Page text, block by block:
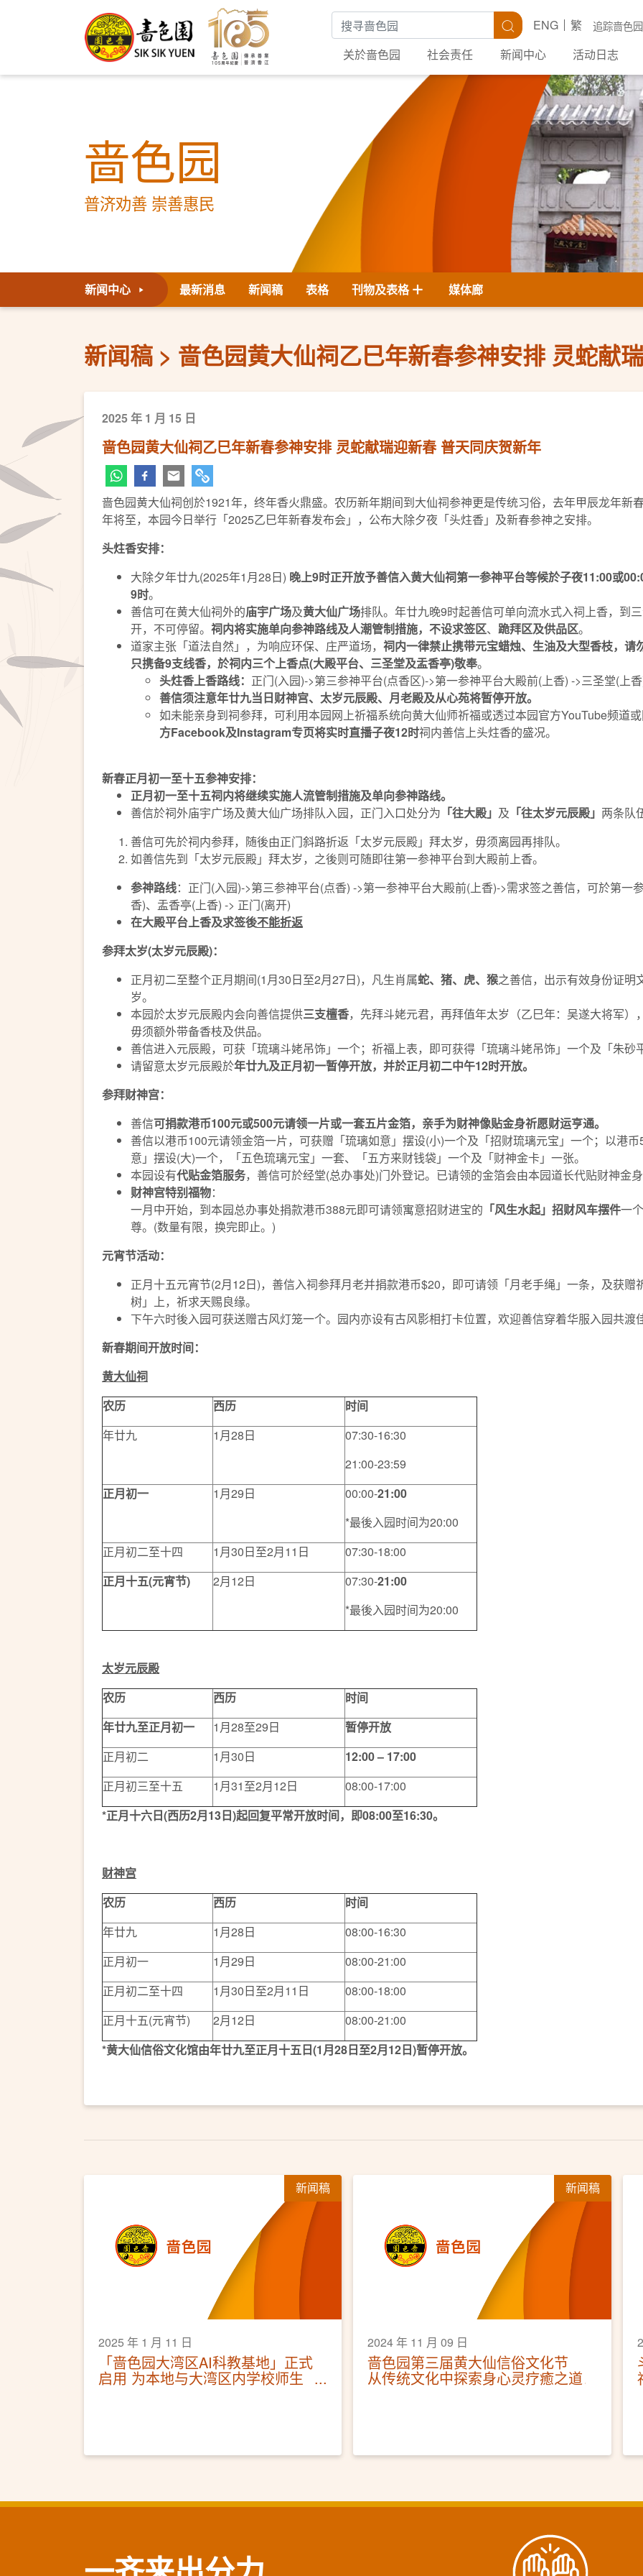
搜寻关键字 搜寻 追踪啬色园
ENG
繁
关於啬色园
社会责任 新闻中心 活动日志
啬色园
普济劝善 崇善惠民
新闻中心 最新消息 新闻稿 表格 刊物及表格 媒体廊
新闻稿 啬色园黄大仙祠乙巳年新春参神安排 灵蛇献
2025 年 1 月 15 日
啬色园黄大仙祠乙巳年新春参神安排 灵蛇献瑞迎新春 普天同庆贺新年
啬色园黄大仙祠创於1921年，终年香火鼎盛。农历新年期间到大仙祠参神更是传统习俗，去年甲辰龙年新
年将至，本园今日举行「2025乙巳年新春发布会」，公布大除夕夜「头炷香」及新春参神之安排。
头炷香安排：
大除夕年廿九(2025年1月28日) 晚上9时正开放予善信入黄大仙祠第一参神平台等候於子夜11:00或
9时。
善信可在黄大仙祠外的庙宇广场及黄大仙广场排队。年廿九晚9时起善信可单向流水式入祠上香，到
开，不可停留。 祠内将实施单向参神路线及人潮管制措施，不设求签区、 跪拜区及供品区。
道家主张「道法自然」，为响应环保、庄严道场， 祠内一律禁止携带元宝蜡烛、生油及大型香枝，请
只携备9支线香，於祠内三个上香点(大殿平台、三圣堂及盂香亭)敬奉。
头炷香上香路线： 正门(入园)->第三参神平台(点香区)->第一参神平台大殿前(上香) ->三圣堂(上
善信须注意年廿九当日财神宫、太岁元辰殿、月老殿及从心苑将暂停开放。
如未能亲身到祠参拜，可利用本园网上祈福系统向黄大仙师祈福或透过本园官方YouTube频道
方Facebook及Instagram专页将实时直播子夜12时祠内善信上头炷香的盛况。
新春正月初一至十五参神安排：
正月初一至十五祠内将继续实施人流管制措施及单向参神路线。
善信於祠外庙宇广场及黄大仙广场排队入园，正门入口处分为 「往大殿」 及 「往太岁元辰殿」 两条队
善信可先於祠内参拜，随後由正门斜路折返「太岁元辰殿」拜太岁，毋须离园再排队。
如善信先到「太岁元辰殿」拜太岁，之後则可随即往第一参神平台到大殿前上香。
参神路线：正门(入园)->第三参神平台(点香) ->第一参神平台大殿前(上香)->需求签之善信，可於第一
香)、盂香亭(上香) -> 正门(离开)
在大殿平台上香及求签後不能折返
参拜太岁(太岁元辰殿)：
正月初二至整个正月期间(1月30日至2月27日)，凡生肖属蛇、猪、虎、猴之善信，出示有效身份证明
岁。
本园於太岁元辰殿内会向善信提供三支檀香，先拜斗姥元君，再拜值年太岁（乙巳年：吴遂大将军
毋须额外带备香枝及供品。
善信进入元辰殿，可获「琉璃斗姥吊饰」一个；祈福上表，即可获得「琉璃斗姥吊饰」一个及「朱砂
请留意太岁元辰殿於年廿九及正月初一暂停开放，并於正月初二中午12时开放。
参拜财神宫：
善信可捐款港币100元或500元请领一片或一套五片金箔，亲手为财神像贴金身祈愿财运亨通。
善信以港币100元请领金箔一片，可获赠「琉璃如意」摆设(小)一个及「招财琉璃元宝」一个；以港
意」摆设(大)一个，「五色琉璃元宝」一套、「五方来财钱袋」一个及「财神金卡」一张。
本园设有代贴金箔服务，善信可於经堂(总办事处)门外登记。已请领的金箔会由本园道长代贴财神金
财神宫特别福物：
一月中开始，到本园总办事处捐款港币388元即可请领寓意招财进宝的 「风生水起」招财风车摆件一
尊。(数量有限，换完即止。)
元宵节活动：
正月十五元宵节(2月12日)，善信入祠参拜月老并捐款港币$20，即可请领「月老手绳」一条，及获
树」上，祈求天赐良缘。
下午六时後入园可获送赠古风灯笼一个。园内亦设有古风影相打卡位置，欢迎善信穿着华服入园共渡
新春期间开放时间：
黄大仙祠
农历
西历
时间
年廿九
1月28日
07:30-16:30
21:00-23:59
正月初一
1月29日 00:00-21:00
*最後入园时间为20:00
正月初二至十四
1月30日至2月11日
07:30-18:00
正月十五(元宵节) 2月12日 07:30-21:00
*最後入园时间为20:00
太岁元辰殿
农历
西历
时间
年廿九至正月初一
1月28至29日
暂停开放
正月初二
1月30日
12:00 – 17:00
正月初三至十五
1月31至2月12日
08:00-17:00
*正月十六日(西历2月13日)起回复平常开放时间，即08:00至16:30。
财神宫
农历
西历
时间
年廿九
1月28日
08:00-16:30
正月初一
1月29日
08:00-21:00
正月初二至十四
1月30日至2月11日
08:00-18:00
正月十五(元宵节)
2月12日
08:00-21:00
*黄大仙信俗文化馆由年廿九至正月十五日(1月28日至2月12日)暂停开放。
新闻稿
2025 年 1 月 11 日
「啬色园大湾区AI科教基地」正式
启用 为本地与大湾区内学校师生
新闻稿
2024 年 11 月 09 日
啬色园第三届黄大仙信俗文化节
从传统文化中探索身心灵疗癒之道